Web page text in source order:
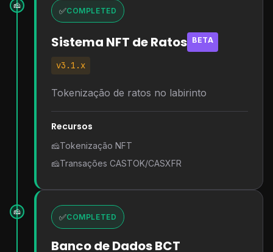
🧀
✅COMPLETED
Sistema NFT de Ratos BETA
v3.1.x
Tokenização de ratos no labirinto
Recursos
🧀Tokenização NFT
🧀Transações CASTOK/CASXFR
🧀
✅COMPLETED
Banco de Dados BCT